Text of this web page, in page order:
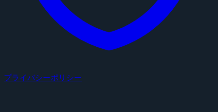
プライバシーポリシー